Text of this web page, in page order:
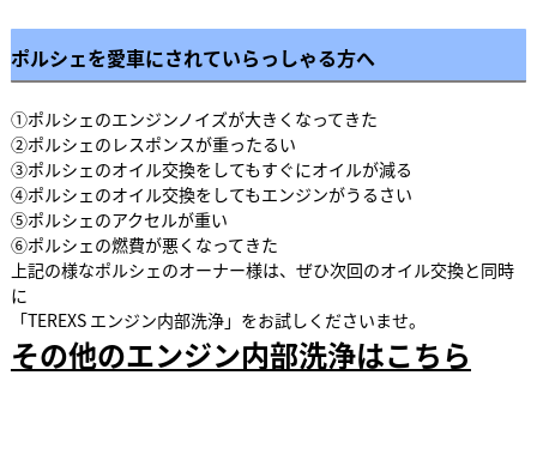
ポルシェを愛車にされていらっしゃる方へ
①ポルシェのエンジンノイズが大きくなってきた
②ポルシェのレスポンスが重ったるい
③ポルシェのオイル交換をしてもすぐにオイルが減る
④ポルシェのオイル交換をしてもエンジンがうるさい
⑤ポルシェのアクセルが重い
⑥ポルシェの燃費が悪くなってきた
上記の様なポルシェのオーナー様は、ぜひ次回のオイル交換と同時
に
「TEREXS エンジン内部洗浄」をお試しくださいませ。
その他のエンジン内部洗浄はこちら